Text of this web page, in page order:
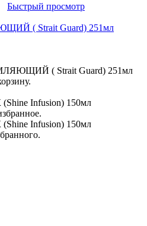
Быстрый просмотр
( Strait Guard) 251мл
( Strait Guard) 251мл
Infusion) 150мл
Infusion) 150мл